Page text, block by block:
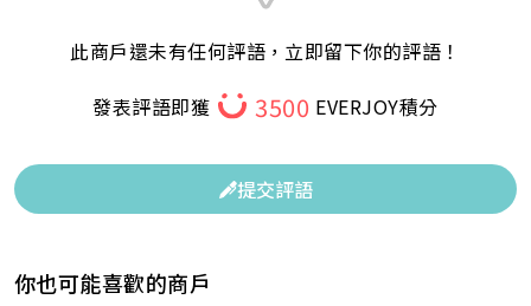
此商戶還未有任何評語，立即留下你的評語！
發表評語即獲
3500 EVERJOY積分
提交評語
你也可能喜歡的商戶